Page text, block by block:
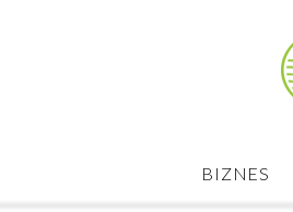
BIZNES